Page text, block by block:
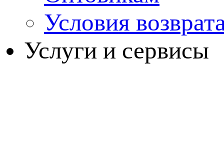
Условия
Услуги и сервисы